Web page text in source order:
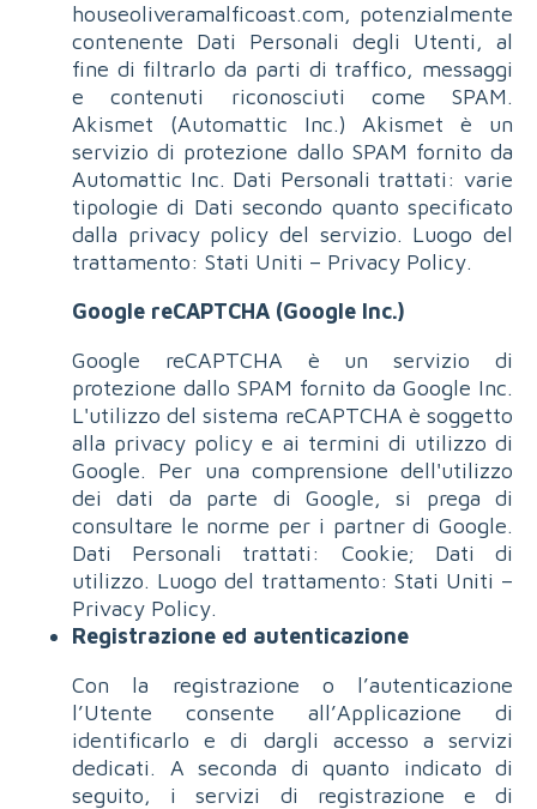
houseoliveramalficoast.com, potenzialmente
contenente Dati Personali degli Utenti, al
fine di filtrarlo da parti di traffico, messaggi
e contenuti riconosciuti come SPAM.
Akismet (Automattic Inc.) Akismet è un
servizio di protezione dallo SPAM fornito da
Automattic Inc. Dati Personali trattati: varie
tipologie di Dati secondo quanto specificato
dalla privacy policy del servizio. Luogo del
trattamento: Stati Uniti – Privacy Policy.
Google reCAPTCHA (Google Inc.)
Google reCAPTCHA è un servizio di
protezione dallo SPAM fornito da Google Inc.
L'utilizzo del sistema reCAPTCHA è soggetto
alla privacy policy e ai termini di utilizzo di
Google. Per una comprensione dell'utilizzo
dei dati da parte di Google, si prega di
consultare le norme per i partner di Google.
Dati Personali trattati: Cookie; Dati di
utilizzo. Luogo del trattamento: Stati Uniti –
Privacy Policy.
Registrazione ed autenticazione
Con la registrazione o l’autenticazione
l’Utente consente all’Applicazione di
identificarlo e di dargli accesso a servizi
dedicati. A seconda di quanto indicato di
seguito, i servizi di registrazione e di